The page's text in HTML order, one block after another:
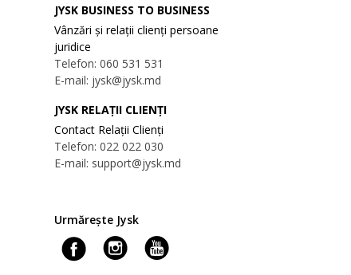
JYSK BUSINESS TO BUSINESS
Vânzări și relații clienți persoane
juridice
Telefon: 060 531 531
E-mail: jysk@jysk.md
JYSK RELAȚII CLIENȚI
Contact Relații Clienți
Telefon: 022 022 030
E-mail: support@jysk.md
Urmărește Jysk